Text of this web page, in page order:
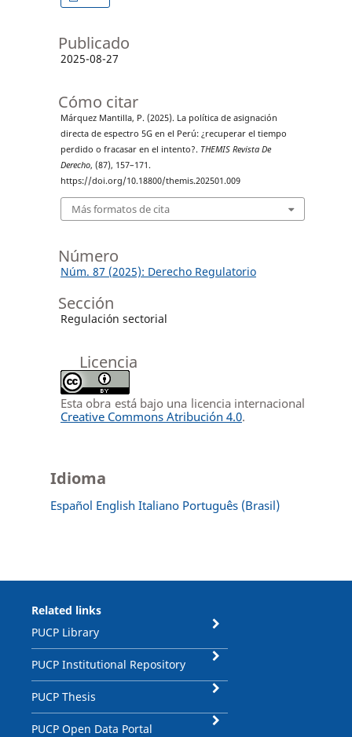
Publicado
2025-08-27
Cómo citar
Márquez Mantilla, P. (2025). La política de asignación
directa de espectro 5G en el Perú: ¿recuperar el tiempo
perdido o fracasar en el intento?. THEMIS Revista De
Derecho, (87), 157–171.
https://doi.org/10.18800/themis.202501.009
Más formatos de cita
Número
Núm. 87 (2025): Derecho Regulatorio
Sección
Regulación sectorial
Licencia
Esta obra está bajo una licencia internacional
Creative Commons Atribución 4.0.
Idioma
Español English Italiano Português (Brasil)
Related links
PUCP Library
PUCP Institutional Repository
PUCP Thesis
PUCP Open Data Portal